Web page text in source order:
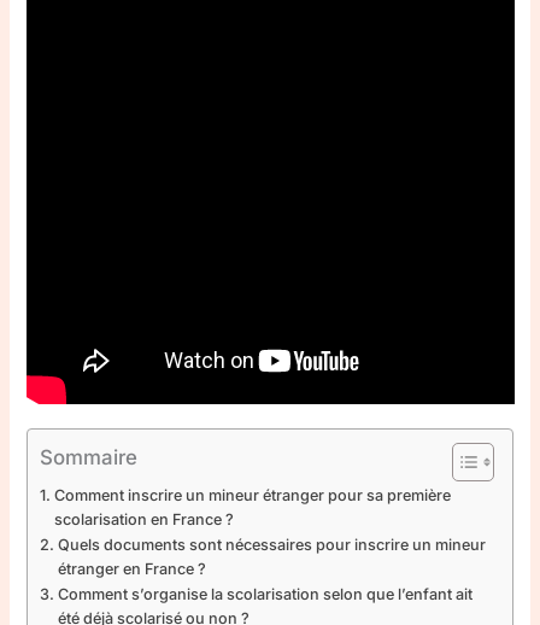
Sommaire
Comment inscrire un mineur étranger pour sa première
scolarisation en France ?
Quels documents sont nécessaires pour inscrire un mineur
étranger en France ?
Comment s’organise la scolarisation selon que l’enfant ait
été déjà scolarisé ou non ?